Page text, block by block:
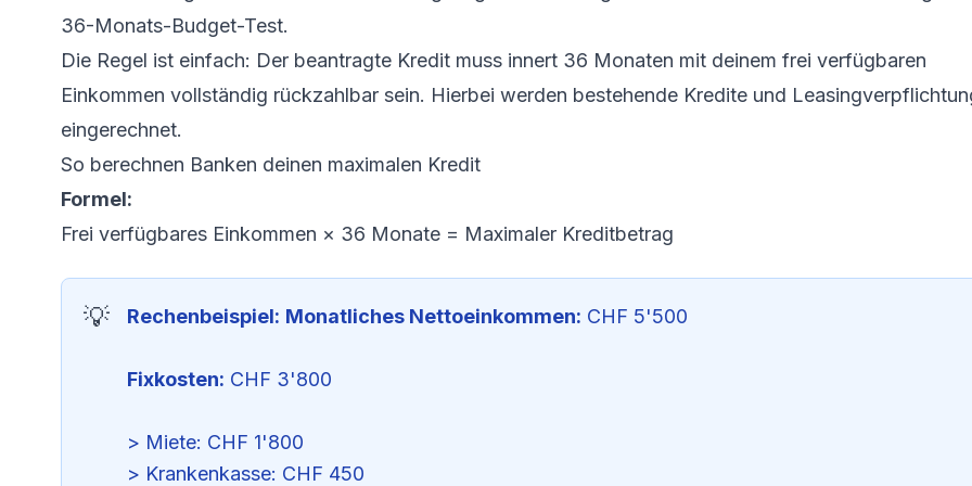
36-Monats-Budget-Test.
Die Regel ist einfach: Der beantragte Kredit muss innert 36 Monaten mit deinem frei verfügbaren
Einkommen vollständig rückzahlbar sein. Hierbei werden bestehende Kredite und
eingerechnet.
So berechnen Banken deinen maximalen Kredit
Formel:
Frei verfügbares Einkommen × 36 Monate = Maximaler Kreditbetrag
Rechenbeispiel: Monatliches Nettoeinkommen: CHF 5'500
Fixkosten: CHF 3'800
> Miete: CHF 1'800
> Krankenkasse: CHF 450